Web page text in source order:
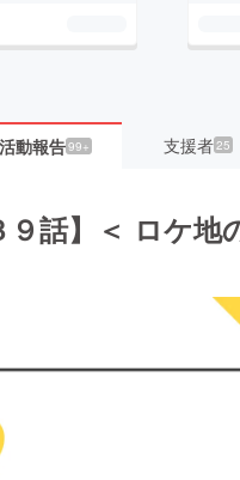
活動報告99+ 支援者25
９話】＜ ロケ地